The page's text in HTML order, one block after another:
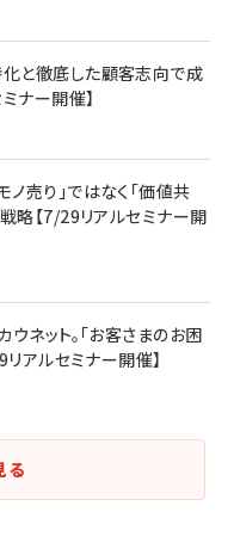
と徹底した顧客志向で成
ナー開催】
売り」ではなく「価値共
略【7/29リアルセミナー開
ネット。「お客さまのお困
アルセミナー開催】
る